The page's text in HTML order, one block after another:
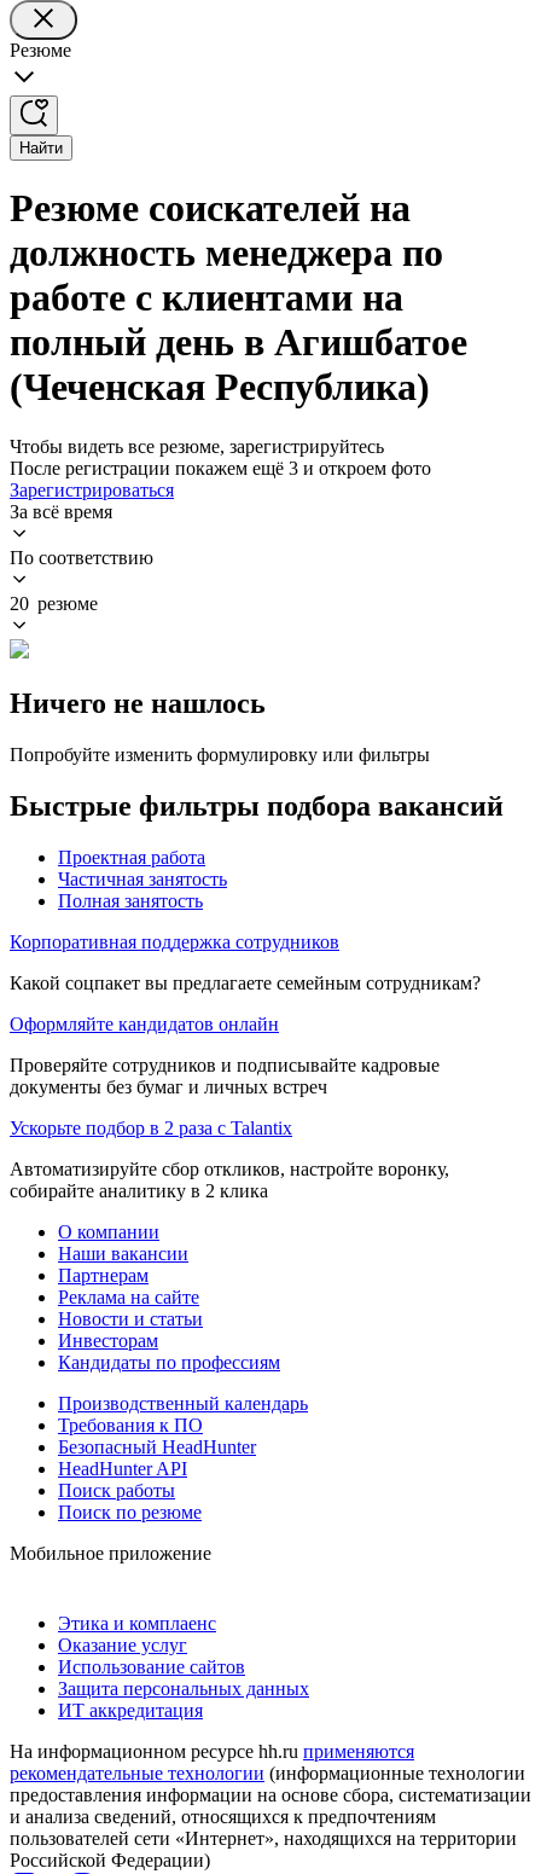
Резюме
Найти
Резюме соискателей на
должность менеджера по
работе с клиентами на
полный день в Агишбатое
(Чеченская Республика)
Чтобы видеть все резюме, зарегистрируйтесь
После регистрации покажем ещё 3 и откроем фото
Зарегистрироваться
За всё время
По соответствию
20 резюме
Ничего не нашлось
Попробуйте изменить формулировку или фильтры
Быстрые фильтры подбора вакансий
Проектная работа
Частичная занятость
Полная занятость
Корпоративная поддержка сотрудников
Какой соцпакет вы предлагаете семейным сотрудникам?
Оформляйте кандидатов онлайн
Проверяйте сотрудников и подписывайте кадровые
документы без бумаг и личных встреч
Ускорьте подбор в 2 раза с Talantix
Автоматизируйте сбор откликов, настройте воронку,
собирайте аналитику в 2 клика
О компании
Наши вакансии
Партнерам
Реклама на сайте
Новости и статьи
Инвесторам
Кандидаты по профессиям
Производственный календарь
Требования к ПО
Безопасный HeadHunter
HeadHunter API
Поиск работы
Поиск по резюме
Мобильное приложение
Этика и комплаенс
Оказание услуг
Использование сайтов
Защита персональных данных
ИТ аккредитация
На информационном ресурсе hh.ru применяются
рекомендательные технологии (информационные технологии
предоставления информации на основе сбора, систематизации
и анализа сведений, относящихся к предпочтениям
пользователей сети «Интернет», находящихся на территории
Российской Федерации)